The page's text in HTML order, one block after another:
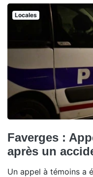
Locales
Faverges :
après un
Un appel à témoins a